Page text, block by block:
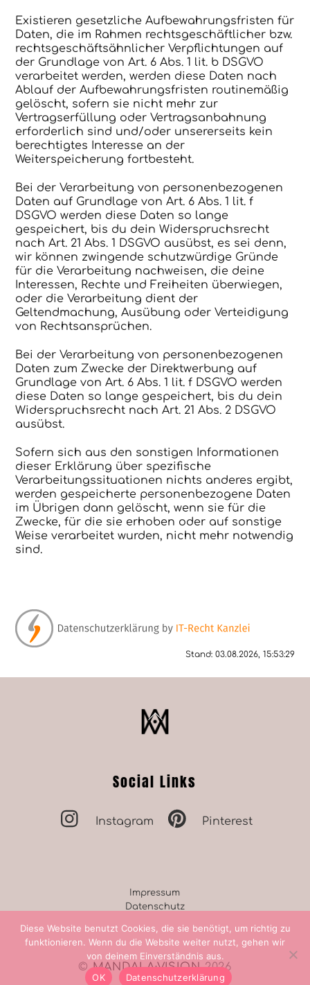
Existieren gesetzliche Aufbewahrungsfristen für
Daten, die im Rahmen rechtsgeschäftlicher bzw.
rechtsgeschäftsähnlicher Verpflichtungen auf
der Grundlage von Art. 6 Abs. 1 lit. b DSGVO
verarbeitet werden, werden diese Daten nach
Ablauf der Aufbewahrungsfristen routinemäßig
gelöscht, sofern sie nicht mehr zur
Vertragserfüllung oder Vertragsanbahnung
erforderlich sind und/oder unsererseits kein
berechtigtes Interesse an der
Weiterspeicherung fortbesteht.
Bei der Verarbeitung von personenbezogenen
Daten auf Grundlage von Art. 6 Abs. 1 lit. f
DSGVO werden diese Daten so lange
gespeichert, bis du dein Widerspruchsrecht
nach Art. 21 Abs. 1 DSGVO ausübst, es sei denn,
wir können zwingende schutzwürdige Gründe
für die Verarbeitung nachweisen, die deine
Interessen, Rechte und Freiheiten überwiegen,
oder die Verarbeitung dient der
Geltendmachung, Ausübung oder Verteidigung
von Rechtsansprüchen.
Bei der Verarbeitung von personenbezogenen
Daten zum Zwecke der Direktwerbung auf
Grundlage von Art. 6 Abs. 1 lit. f DSGVO werden
diese Daten so lange gespeichert, bis du dein
Widerspruchsrecht nach Art. 21 Abs. 2 DSGVO
ausübst.
Sofern sich aus den sonstigen Informationen
dieser Erklärung über spezifische
Verarbeitungssituationen nichts anderes ergibt,
werden gespeicherte personenbezogene Daten
im Übrigen dann gelöscht, wenn sie für die
Zwecke, für die sie erhoben oder auf sonstige
Weise verarbeitet wurden, nicht mehr notwendig
sind.
Stand: 03.08.2026, 15:53:29
Back
To
Top
Social Links
Instagram Pinterest
Impressum
Datenschutz
©MANDALA·VISION2026
Diese Website benutzt Cookies, die sie benötigt, um richtig zu
funktionieren. Wenn du die Website weiter nutzt, gehen wir
von deinem Einverständnis aus.
OK
Datenschutzerklärung